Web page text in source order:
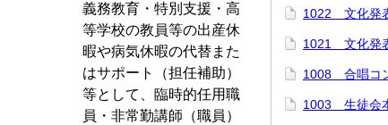
義務教育・特別支援・高
等学校の教員等の出産休
暇や病気休暇の代替また
はサポート（担任補助）
等として、臨時的任用職
員・非常勤講師（職員）
1022 文化発
1021 文化発
1008 合唱コ
1003 生徒会